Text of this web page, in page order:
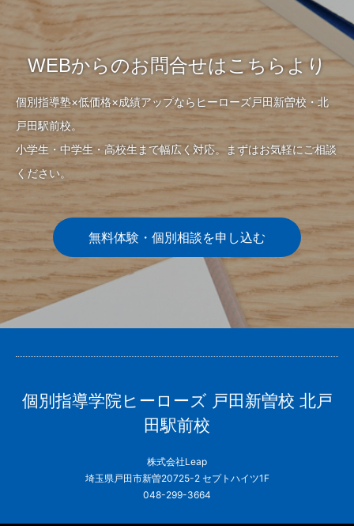
WEBからのお問合せはこちらより
個別指導塾×低価格×成績アップならヒーローズ戸田新曽校・北
戸田駅前校。
小学生・中学生・高校生まで幅広く対応。まずはお気軽にご相談
ください。
無料体験・個別相談を申し込む
個別指導学院ヒーローズ 戸田新曽校 北戸
田駅前校
株式会社Leap
埼玉県戸田市新曽20725-2 セプトハイツ1F
048-299-3664